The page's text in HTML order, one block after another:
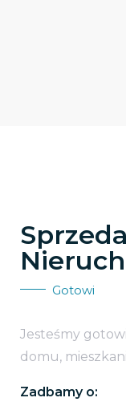
Gotowi
Jesteśmy
domu,
Zadbamy o: